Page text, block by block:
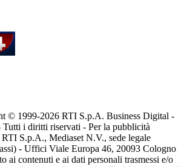
© 1999-2026 RTI S.p.A. Business Digital -
Tutti i diritti riservati - Per la pubblicità
S.p.A., Mediaset N.V., sede legale
- Uffici Viale Europa 46, 20093 Cologno
ai contenuti e ai dati personali trasmessi e/o